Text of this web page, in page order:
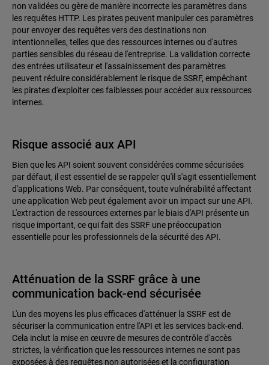
non validées ou gère de manière incorrecte les paramètres dans
les requêtes HTTP. Les pirates peuvent manipuler ces paramètres
pour envoyer des requêtes vers des destinations non
intentionnelles, telles que des ressources internes ou d'autres
parties sensibles du réseau de l'entreprise. La validation correcte
des entrées utilisateur et l'assainissement des paramètres
peuvent réduire considérablement le risque de SSRF, empêchant
les pirates d'exploiter ces faiblesses pour accéder aux ressources
internes.
Risque associé aux API
Bien que les API soient souvent considérées comme sécurisées
par défaut, il est essentiel de se rappeler qu'il s'agit essentiellement
d'applications Web. Par conséquent, toute vulnérabilité affectant
une application Web peut également avoir un impact sur une API.
L'extraction de ressources externes par le biais d'API présente un
risque important, ce qui fait des SSRF une préoccupation
essentielle pour les professionnels de la sécurité des API.
Atténuation de la SSRF grâce à une
communication back-end sécurisée
L'un des moyens les plus efficaces d'atténuer la SSRF est de
sécuriser la communication entre l'API et les services back-end.
Cela inclut la mise en œuvre de mesures de contrôle d'accès
strictes, la vérification que les ressources internes ne sont pas
exposées à des requêtes non autorisées et la configuration